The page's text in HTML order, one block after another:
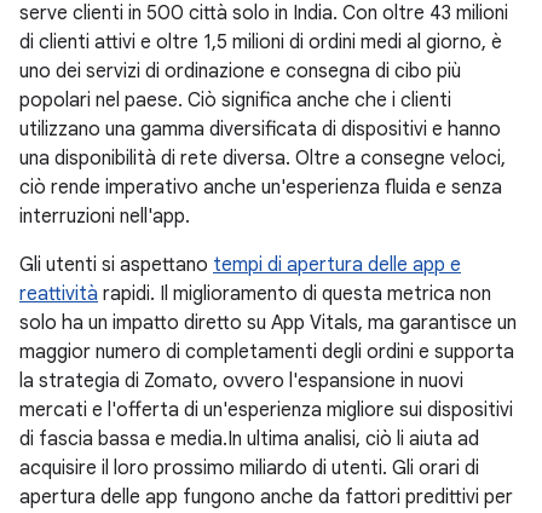
serve clienti in 500 città solo in India. Con oltre 43 milioni
di clienti attivi e oltre 1,5 milioni di ordini medi al giorno, è
uno dei servizi di ordinazione e consegna di cibo più
popolari nel paese. Ciò significa anche che i clienti
utilizzano una gamma diversificata di dispositivi e hanno
una disponibilità di rete diversa. Oltre a consegne veloci,
ciò rende imperativo anche un'esperienza fluida e senza
interruzioni nell'app.
Gli utenti si aspettano tempi di apertura delle app e
reattività rapidi. Il miglioramento di questa metrica non
solo ha un impatto diretto su App Vitals, ma garantisce un
maggior numero di completamenti degli ordini e supporta
la strategia di Zomato, ovvero l'espansione in nuovi
mercati e l'offerta di un'esperienza migliore sui dispositivi
di fascia bassa e media.In ultima analisi, ciò li aiuta ad
acquisire il loro prossimo miliardo di utenti. Gli orari di
apertura delle app fungono anche da fattori predittivi per